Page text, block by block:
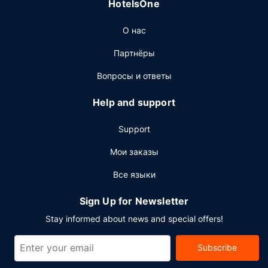
Для удобства гостей предоставляется следующее:
ускоренная регистрация при отъезде.
Предоставляется самостоятельная парковка (за
дополнительную плату).
HotelsOne
О нас
Партнёры
Вопросы и ответы
Help and support
Support
Мои заказы
Все языки
Sign Up for Newsletter
Stay informed about news and special offers!
Subscribe